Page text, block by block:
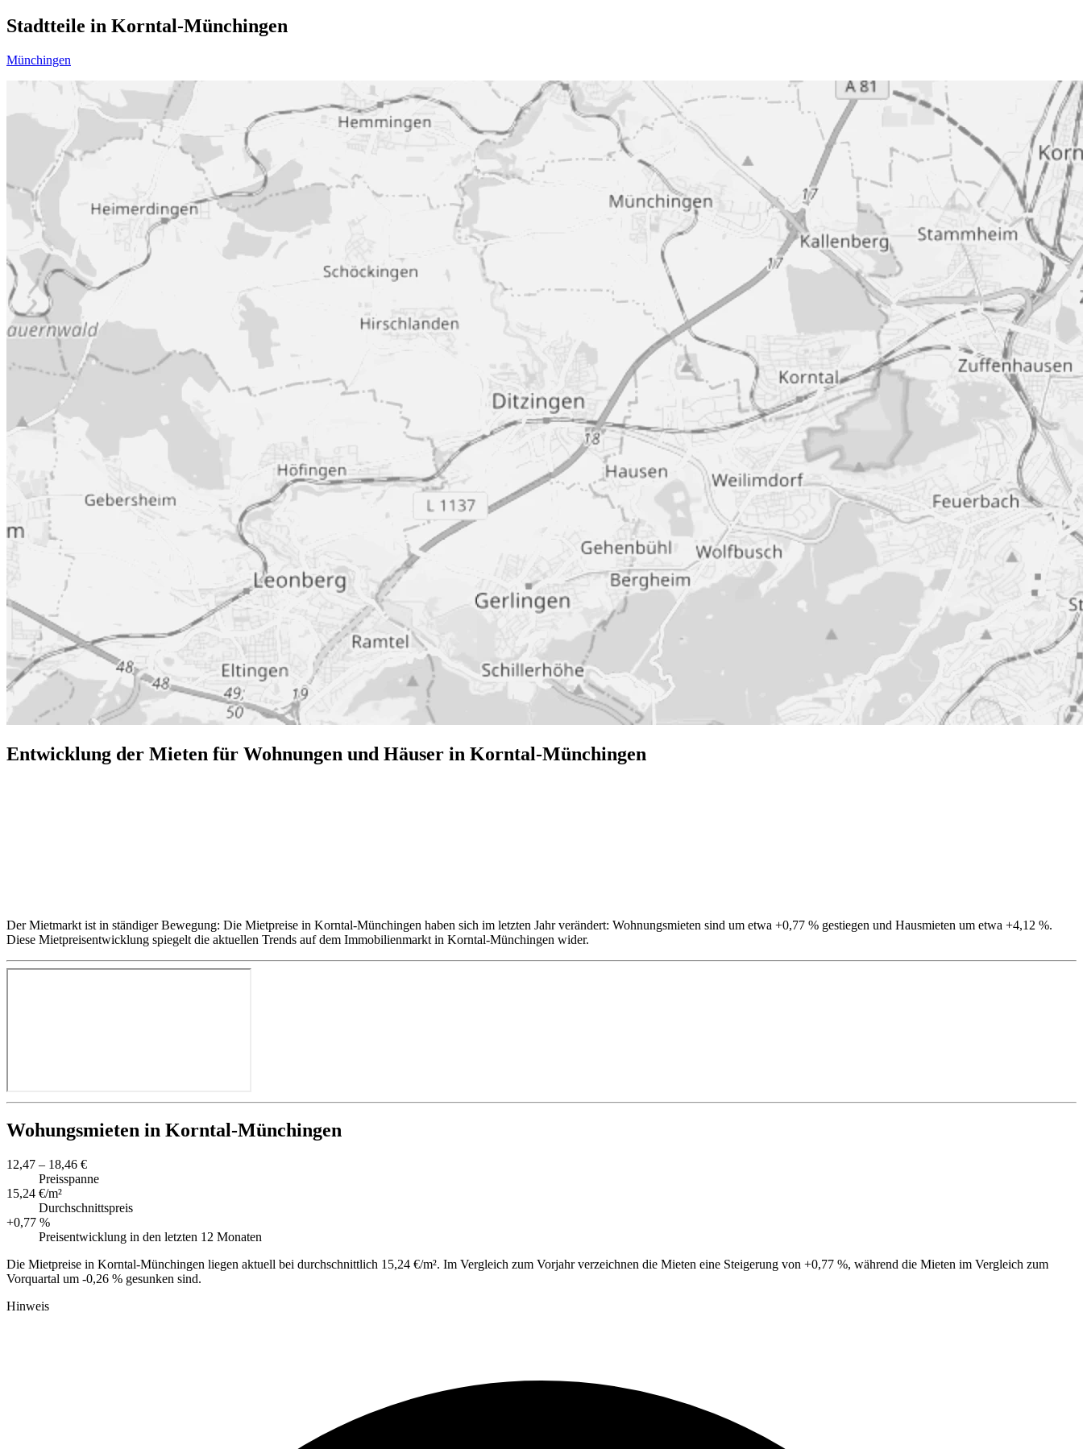
Stadtteile in Korntal-Münchingen
Münchingen
Entwicklung der Mieten für Wohnungen und Häuser in Korntal-Münchingen
Der Mietmarkt ist in ständiger Bewegung: Die Mietpreise in Korntal-Münchingen haben sich im letzten Jahr verändert: Wohnungsmieten sind um etwa +0,77 % gestiegen und Hausmieten um etwa +4,12 %.
Diese Mietpreisentwicklung spiegelt die aktuellen Trends auf dem Immobilienmarkt in Korntal-Münchingen wider.
Wohungsmieten in Korntal-Münchingen
12,47 – 18,46 €
Preisspanne
15,24 €/m²
Durchschnittspreis
+0,77 %
Preisentwicklung in den letzten 12 Monaten
Die Mietpreise in Korntal-Münchingen liegen aktuell bei durchschnittlich 15,24 €/m². Im Vergleich zum Vorjahr verzeichnen die Mieten eine Steigerung von +0,77 %, während die Mieten im Vergleich zum
Vorquartal um -0,26 % gesunken sind.
Hinweis